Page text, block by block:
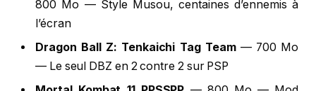
800 Mo — Style Musou, centaines d’ennemis à
l’écran
Dragon Ball Z: Tenkaichi Tag Team— 700 Mo
— Le seul DBZ en 2 contre 2 sur PSP